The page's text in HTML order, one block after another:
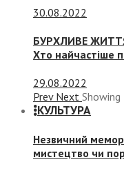
30.08.2022
БУРХЛИВЕ
Хто найчастіше
29.08.2022
Prev Next Showing
КУЛЬТУРА
Незвичний
мистецтво чи